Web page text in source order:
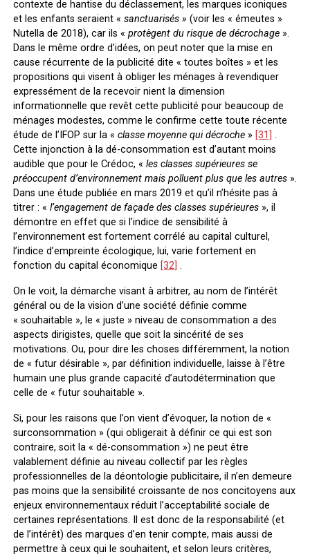
contexte de hantise du déclassement, les marques iconiques
et les enfants seraient « sanctuarisés » (voir les « émeutes »
Nutella de 2018), car ils « protègent du risque de décrochage».
Dans le même ordre d’idées, on peut noter que la mise en
cause récurrente de la publicité dite « toutes boîtes » et les
propositions qui visent à obliger les ménages à revendiquer
expressément de la recevoir nient la dimension
informationnelle que revêt cette publicité pour beaucoup de
ménages modestes, comme le confirme cette toute récente
étude de l’IFOP sur la « classe moyenne qui décroche» [31]
.
Cette injonction à la dé-consommation est d’autant moins
audible que pour le Crédoc, « les classes supérieures se
préoccupent d’environnement mais polluent plus que les autres».
Dans une étude publiée en mars 2019 et qu’il n’hésite pas à
titrer : « l’engagement de façade des classes supérieures », il
démontre en effet que si l’indice de sensibilité à
l’environnement est fortement corrélé au capital culturel,
l’indice d’empreinte écologique, lui, varie fortement en
fonction du capital économique [32] .
On le voit, la démarche visant à arbitrer, au nom de l’intérêt
général ou de la vision d’une société définie comme
« souhaitable », le « juste » niveau de consommation a des
aspects dirigistes, quelle que soit la sincérité de ses
motivations. Ou, pour dire les choses différemment, la notion
de « futur désirable », par définition individuelle, laisse à l’être
humain une plus grande capacité d’autodétermination que
celle de « futur souhaitable ».
Si, pour les raisons que l’on vient d’évoquer, la notion de «
surconsommation » (qui obligerait à définir ce qui est son
contraire, soit la « dé-consommation ») ne peut être
valablement définie au niveau collectif par les règles
professionnelles de la déontologie publicitaire, il n’en demeure
pas moins que la sensibilité croissante de nos concitoyens aux
enjeux environnementaux réduit l’acceptabilité sociale de
certaines représentations. Il est donc de la responsabilité (et
de l’intérêt) des marques d’en tenir compte, mais aussi de
permettre à ceux qui le souhaitent, et selon leurs critères,